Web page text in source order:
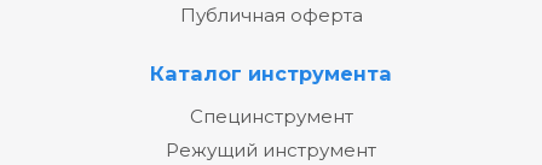
Публичная оферта
Каталог инструмента
Специнструмент
Режущий инструмент